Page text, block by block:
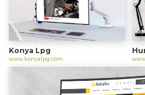
Konya Lpg
www.konyalpg.com